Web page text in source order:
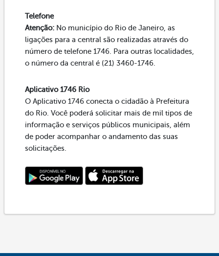
Telefone
Atenção: No município do Rio de Janeiro, as
ligações para a central são realizadas através do
número de telefone 1746. Para outras localidades,
o número da central é (21) 3460-1746.
Aplicativo 1746 Rio
O Aplicativo 1746 conecta o cidadão à Prefeitura
do Rio. Você poderá solicitar mais de mil tipos de
informação e serviços públicos municipais, além
de poder acompanhar o andamento das suas
solicitações.